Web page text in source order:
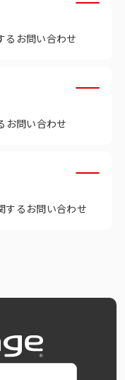
るお問い合わせ
お問い合わせ
するお問い合わせ